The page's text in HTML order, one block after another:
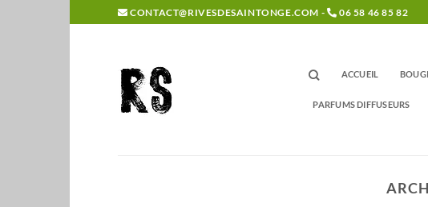
au
CONTACT@RIVESDESAINTONGE.COM - 06 58 46 85 82
ACCUEIL
PARFUMS DIFFUSEURS